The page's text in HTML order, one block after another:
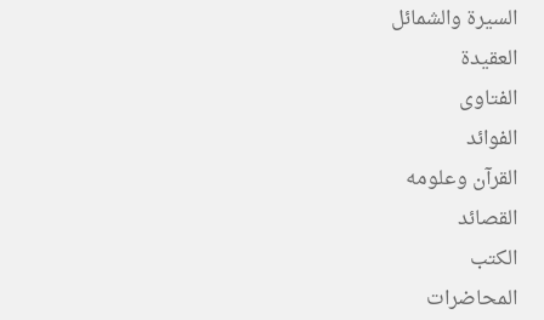
السيرة والشمائل
العقيدة
الفتاوى
الفوائد
القرآن وعلومه
القصائد
الكتب
المحاضرات